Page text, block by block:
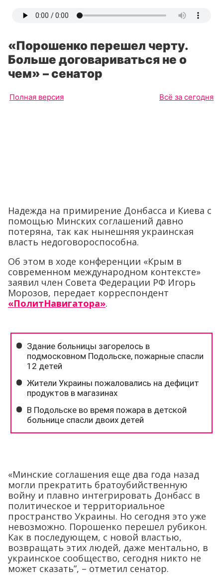
«Порошенко перешел черту.
Больше договариваться не о
чем» – сенатор
Полная версия Всё за сегодня
Надежда на примирение Донбасса и Киева с
помощью Минских соглашений давно
потеряна, так как нынешняя украинская
власть недоговороспособна.
Об этом в ходе конференции «Крым в
современном международном контексте»
заявил член Совета Федерации РФ Игорь
Морозов, передает корреспондент
«ПолитНавигатора».
«Минские соглашения еще два года назад
могли прекратить братоубийственную
войну и плавно интегрировать Донбасс в
политическое и территориальное
пространство Украины. Но сегодня это уже
невозможно. Порошенко перешел рубикон.
Как в последующем, с новой властью,
возвращать этих людей, даже ментально, в
украинское сообщество, сегодня никто не
может сказать”, – отметил сенатор.